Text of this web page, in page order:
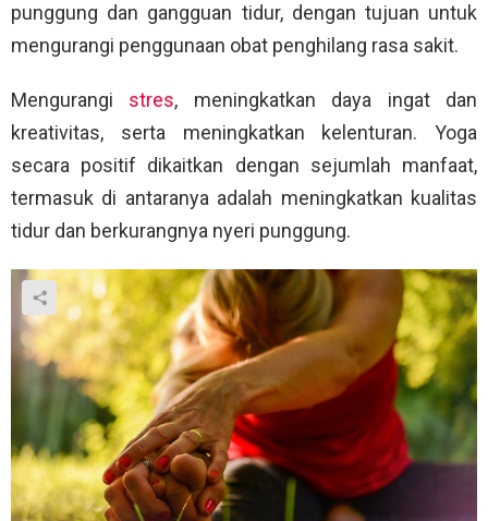
punggung dan gangguan tidur, dengan tujuan untuk
mengurangi penggunaan obat penghilang rasa sakit.
Mengurangi stres, meningkatkan daya ingat dan
kreativitas, serta meningkatkan kelenturan. Yoga
secara positif dikaitkan dengan sejumlah manfaat,
termasuk di antaranya adalah meningkatkan kualitas
tidur dan berkurangnya nyeri punggung.